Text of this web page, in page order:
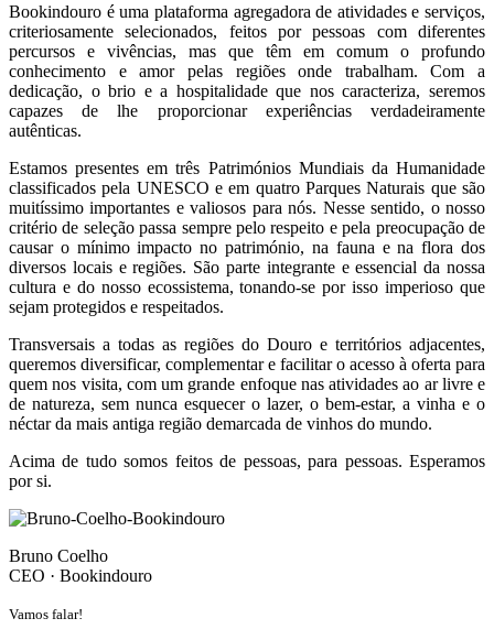
Bookindouro é uma plataforma agregadora de atividades e serviços,
criteriosamente selecionados, feitos por pessoas com diferentes
percursos e vivências, mas que têm em comum o profundo
conhecimento e amor pelas regiões onde trabalham. Com a
dedicação, o brio e a hospitalidade que nos caracteriza, seremos
capazes de lhe proporcionar experiências verdadeiramente
autênticas.
Estamos presentes em três Patrimónios Mundiais da Humanidade
classificados pela UNESCO e em quatro Parques Naturais que são
muitíssimo importantes e valiosos para nós. Nesse sentido, o nosso
critério de seleção passa sempre pelo respeito e pela preocupação de
causar o mínimo impacto no património, na fauna e na flora dos
diversos locais e regiões. São parte integrante e essencial da nossa
cultura e do nosso ecossistema, tonando-se por isso imperioso que
sejam protegidos e respeitados.
Transversais a todas as regiões do Douro e territórios adjacentes,
queremos diversificar, complementar e facilitar o acesso à oferta para
quem nos visita, com um grande enfoque nas atividades ao ar livre e
de natureza, sem nunca esquecer o lazer, o bem-estar, a vinha e o
néctar da mais antiga região demarcada de vinhos do mundo.
Acima de tudo somos feitos de pessoas, para pessoas. Esperamos
por si.
Bruno Coelho
CEO · Bookindouro
Vamos falar!